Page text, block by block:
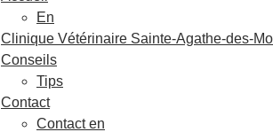
En
Clinique Vétérinaire Sainte-Agathe-des-
Conseils
Tips
Contact
Contact en